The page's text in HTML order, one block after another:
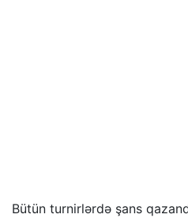
Bütün turnirlərdə şans